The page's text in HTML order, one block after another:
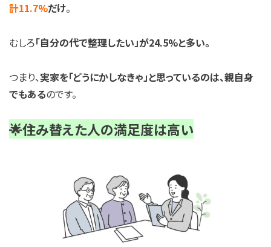
計11.7%だけ。
むしろ「自分の代で整理したい」が24.5%と多い。
つまり、実家を「どうにかしなきゃ」と思っているのは、親自身
でもあるのです。
🌟住み替えた人の満足度は高い